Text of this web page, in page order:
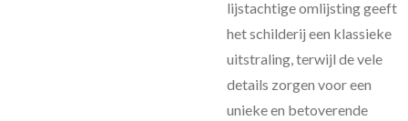
lijstachtige omlijsting geeft
het schilderij een klassieke
uitstraling, terwijl de vele
details zorgen voor een
unieke en betoverende